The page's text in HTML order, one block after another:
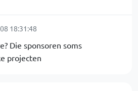
18:31:48
Die sponsoren soms
projecten